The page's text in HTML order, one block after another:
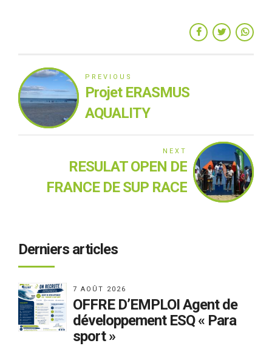
PREVIOUS
Projet ERASMUS
AQUALITY
NEXT
RESULAT OPEN DE
FRANCE DE SUP RACE
Derniers articles
7 AOÛT 2026
OFFRE D’EMPLOI Agent de
développement ESQ « Para
sport »